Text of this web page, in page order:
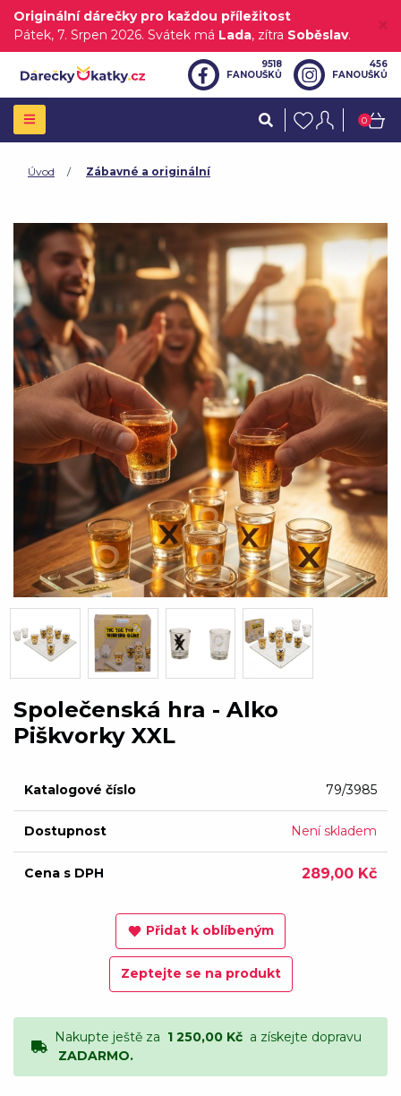
Originální dárečky pro každou příležitost
Pátek, 7. Srpen 2026. Svátek má Lada, zítra Soběslav.
9518
FANOUŠKŮ
456
FANOUŠKŮ
0
Úvod Zábavné a originální
Společenská hra - Alko
Piškvorky XXL
Katalogové číslo 79/3985
Dostupnost Není skladem
Cena s DPH 289,00 Kč
Přidat k oblíbeným
Zeptejte se na produkt
Nakupte ještě za 1 250,00 Kč a získejte dopravu
ZADARMO.